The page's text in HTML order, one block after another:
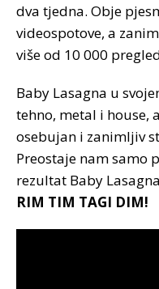
dva tjedna. Obje
videospotove, a
više od 10 000
Baby Lasagna u
tehno, metal i house,
osebujan i zanimljiv
Preostaje nam samo
rezultat Baby
RIM TIM TAGI DIM!